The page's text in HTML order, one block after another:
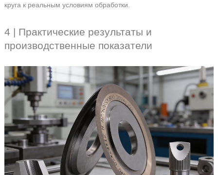
круга к реальным условиям обработки.
4 | Практические результаты и
производственные показатели